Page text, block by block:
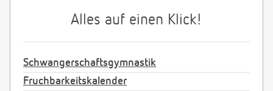
Alles auf einen Klick!
Schwangerschaftsgymnastik
Fruchbarkeitskalender